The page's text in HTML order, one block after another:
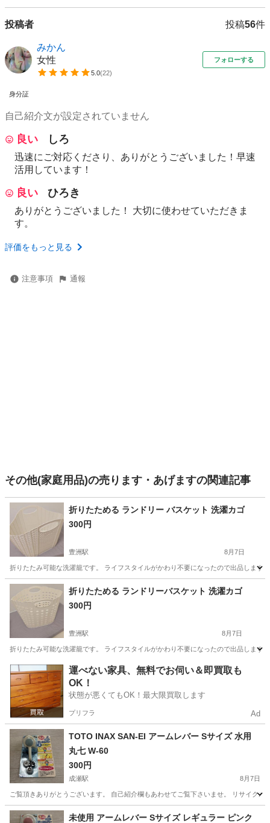
投稿者 投稿56件
みかん
女性
5.0(22)
フォローする
身分証
自己紹介文が設定されていません
良い しろ
迅速にご対応くださり、ありがとうございました！早速
活用しています！
良い ひろき
ありがとうございました！ 大切に使わせていただきま
す。
評価をもっと見る
注意事項 通報
その他(家庭用品)の売ります・あげますの関連記事
折りたためる ランドリー バスケット 洗濯カゴ
300円
豊洲駅 8月7日
折りたたみ可能な洗濯籠です。 ライフスタイルがかわり不要になったので出品しま
東京 江東区 豊洲駅 洗濯用品 ランドリー
折りたためる ランドリーバスケット 洗濯カゴ
300円
豊洲駅 8月7日
折りたたみ可能な洗濯籠です。 ライフスタイルがかわり不要になったので出品しま
東京 江東区 豊洲駅 洗濯用品
運べない家具、無料でお伺い＆即買取も
OK！
状態が悪くてもOK！最大限買取します
プリフラ Ad
TOTO INAX SAN-EI アームレバー Sサイズ 水用
丸七 W-60
300円
成瀬駅 8月7日
ご覧頂きありがとうございます。 自己紹介欄もあわせてご覧下さいませ。 リサイク
東京 町田市 成瀬駅 その他
未使用 アームレバー Sサイズ レギュラー ピンク